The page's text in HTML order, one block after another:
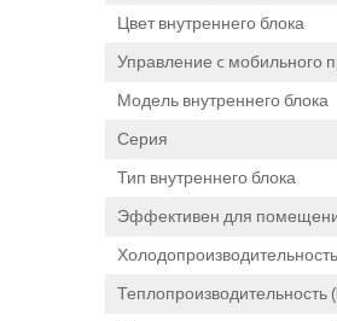
Цвет внутреннего блока
Управление c мобильного
Модель внутреннего блока
Серия
Тип внутреннего блока
Эффективен для
Теплопроизводительность